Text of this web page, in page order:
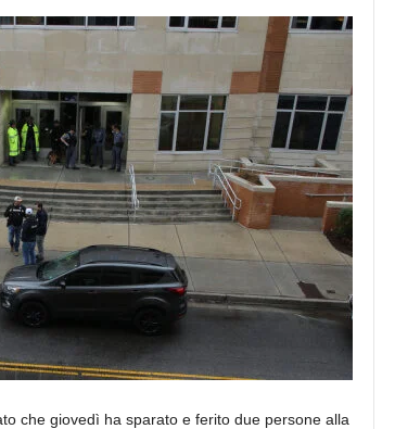
che giovedì ha sparato e ferito due persone alla